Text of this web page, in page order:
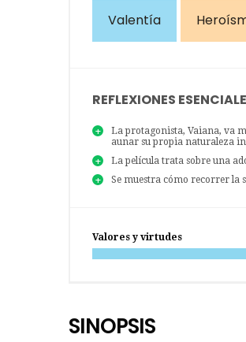
Valentía
REFLEXIONES
La protagonista, Vaiana, va
aunar su propia naturaleza
La película trata sobre una
Se muestra cómo recorrer la
Valores y virtudes
SINOPSIS